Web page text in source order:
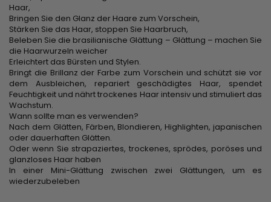
Haar,
Bringen Sie den Glanz der Haare zum Vorschein,
Stärken Sie das Haar, stoppen Sie Haarbruch,
Beleben Sie die brasilianische Glättung – Glättung – machen Sie
die Haarwurzeln weicher
Erleichtert das Bürsten und Stylen.
Bringt die Brillanz der Farbe zum Vorschein und schützt sie vor
dem Ausbleichen, repariert geschädigtes Haar, spendet
Feuchtigkeit und nährt trockenes Haar intensiv und stimuliert das
Wachstum.
Wann sollte man es verwenden?
Nach dem Glätten, Färben, Blondieren, Highlighten, japanischen
oder dauerhaften Glätten.
Oder wenn Sie strapaziertes, trockenes, sprödes, poröses und
glanzloses Haar haben
In einer Mini-Glättung zwischen zwei Glättungen, um es
wiederzubeleben